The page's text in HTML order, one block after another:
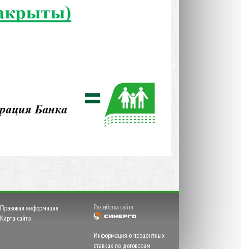
Правовая информация
Карта сайта
Разработка сайта
Информация о процентных
ставках по договорам